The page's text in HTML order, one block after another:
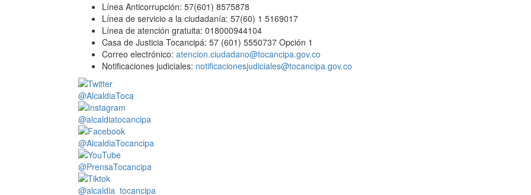
Línea Anticorrupción: 57(601) 8575878
Línea de servicio a la ciudadanía: 57(60) 1 5169017
Línea de atención gratuita: 018000944104
Casa de Justicia Tocancipá: 57 (601) 5550737 Opción 1
Correo electrónico: atencion.ciudadano@tocancipa.gov.co
Notificaciones judiciales: notificacionesjudiciales@tocancipa.gov.co
@AlcaldiaToca
@alcaldiatocancipa
@AlcaldiaTocancipa
@PrensaTocancipa
@alcaldia_tocancipa